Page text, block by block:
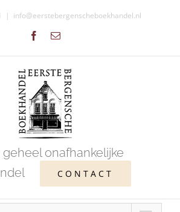
| info@eerstebergenscheboekhandel.nl
Facebook
E-
geheel onafhankelijke
CONTACT